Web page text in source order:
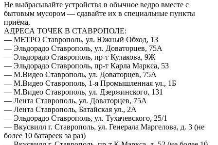
Не выбрасывайте устройства в обычное ведро вместе с
бытовым мусором — сдавайте их в специальные пункты
приёма.
АДРЕСА ТОЧЕК В СТАВРОПОЛЕ:
— МЕТРО Ставрополь, ул. Южный Обход, 13
— Эльдорадо Ставрополь, ул. Доваторцев, 75А
— Эльдорадо Ставрополь, пр-т Кулакова, 9Ж
— Эльдорадо Ставрополь, пр-т Карла Маркса, 53
— М.Видео Ставрополь, ул. Доваторцев, 75А
— М.Видео Ставрополь, 1-я Промышленная ул., 1Б
— М.Видео Ставрополь, ул. Дзержинского, 131
— Лента Ставрополь, ул. Доваторцев, 75А
— Лента Ставрополь, Батайская ул., 2А
— Эльдорадо Ставрополь, ул. Тухачевского, 25/1
— Вкусвилл г. Ставрополь, ул. Генерала Маргелова, д. 3 (не
более 10 батареек за раз)